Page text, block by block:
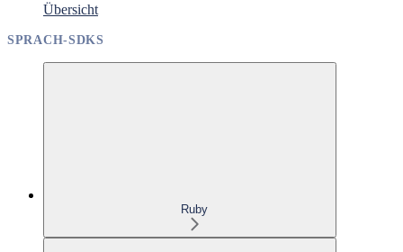
Übersicht
SPRACH-SDKS
Ruby